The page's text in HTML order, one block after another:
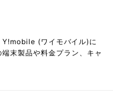
(ワイモバイル)に
末製品や料金プラン、キャ